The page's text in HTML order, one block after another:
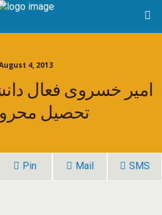
4, 2013
امیر خسروی فعال
تحصیل
Pin Mail SMS